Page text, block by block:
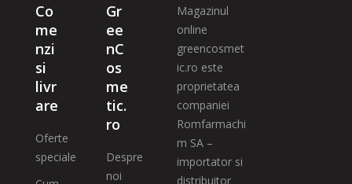
Co
me
nzi
si
livr
are
Oferte
speciale
Gr
ee
nC
os
me
tic.
ro
Despre
noi
Magazinul
online
greencosmet
ic.ro este
proprietatea
companiei
Romfarmachi
m SA –
importator si
distribuitor